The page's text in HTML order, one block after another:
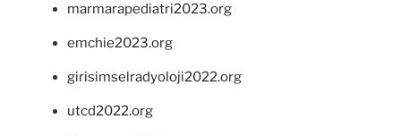
marmarapediatri2023.org
emchie2023.org
girisimselradyoloji2022.org
utcd2022.org